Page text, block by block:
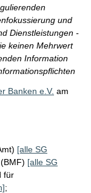
und
Dienstleistungen -
keinen Mehrwert
Information
Banken e.V. am
[alle SG
[alle SG
für
;